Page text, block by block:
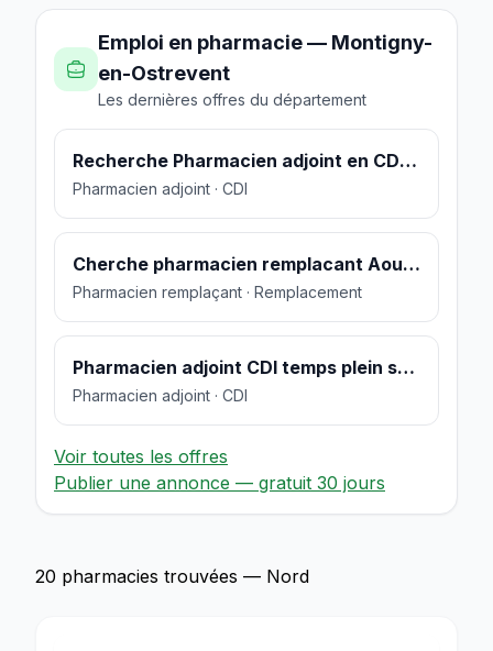
Emploi en pharmacie — Montigny-
en-Ostrevent
Les dernières offres du département
Recherche Pharmacien adjoint en CDI 35 h
Pharmacien adjoint · CDI
Cherche pharmacien remplacant Aout 2022
Pharmacien remplaçant · Remplacement
Pharmacien adjoint CDI temps plein secteur Valenciennes
Pharmacien adjoint · CDI
Voir toutes les offres
Publier une annonce — gratuit 30 jours
20 pharmacies trouvées — Nord